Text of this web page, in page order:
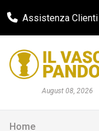
Assistenza
August 08, 2026
Home